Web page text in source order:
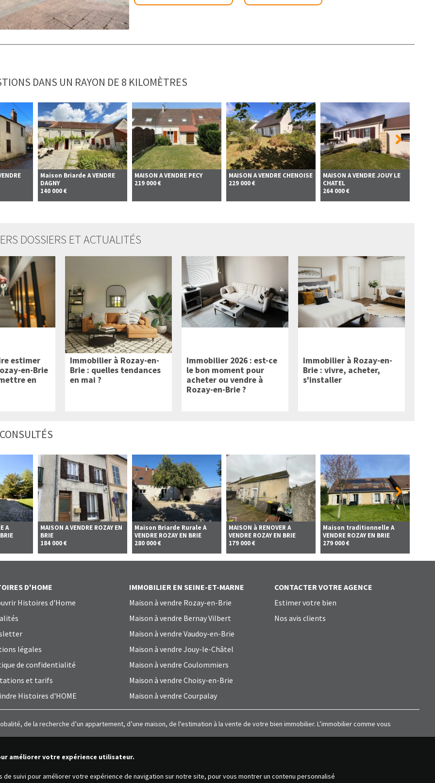
DANS UN RAYON DE 8 KILOMÈTRES
Maison Briarde A VENDRE
DAGNY
140 000 €
MAISON A VENDRE PECY
219 000 €
MAISON A VENDRE CHENOISE
229 000 €
MAISON A VENDREJOUY LE
CHATEL
264 000 €
DOSSIERS ET ACTUALITÉS
estimer
en-Brie
en
Immobilier à Rozay-en-
Brie : quelles tendances
en mai ?
Immobilier 2026 : est-ce
le bon moment pour
acheter ou vendre à
Rozay-en-Brie ?
Immobilier à Rozay-en-
Brie : vivre, acheter,
s'installer
A
MAISON A VENDRE ROZAY EN
BRIE
184 000 €
Maison Briarde Rurale A
VENDRE ROZAY EN BRIE
280 000 €
MAISON à RENOVER A
VENDRE ROZAY EN BRIE
179 000 €
Maison traditionnelle A
VENDRE ROZAY EN BRIE
279 000 €
D'HOME
Histoires d'Home
légales
de confidentialité
et tarifs
Histoires d'HOME
IMMOBILIER EN SEINE-ET-MARNE
Maison à vendre Rozay-en-Brie
Maison à vendre Bernay Vilbert
Maison à vendre Vaudoy-en-Brie
Maison à vendre Jouy-le-Châtel
Maison à vendre Coulommiers
Maison à vendre Choisy-en-Brie
Maison à vendre Courpalay
CONTACTER VOTRE AGENCE
Estimer votre bien
Nos avis clients
de la recherche d’un appartement, d’une maison, de l'estimation à la vente de votre bien immobilier. L’immobilier comme vous
améliorer votre expérience utilisateur.
suivi pour améliorer votre expérience de navigation sur notre site, pour vous montrer un contenu personnalisé